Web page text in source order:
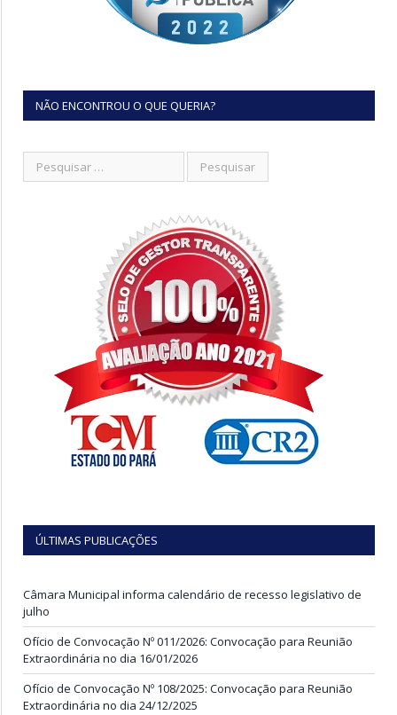
NÃO ENCONTROU O QUE QUERIA?
ÚLTIMAS PUBLICAÇÕES
Câmara Municipal informa calendário de recesso legislativo de
julho
Ofício de Convocação Nº 011/2026: Convocação para Reunião
Extraordinária no dia 16/01/2026
Ofício de Convocação Nº 108/2025: Convocação para Reunião
Extraordinária no dia 24/12/2025